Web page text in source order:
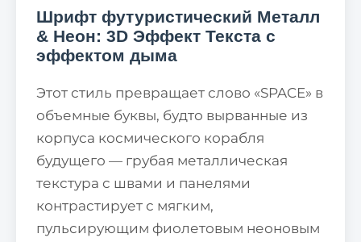
Шрифт футуристический Металл
& Неон: 3D Эффект Текста с
эффектом дыма
Этот стиль превращает слово «SPACE» в
объемные буквы, будто вырванные из
корпуса космического корабля
будущего — грубая металлическая
текстура с швами и панелями
контрастирует с мягким,
пульсирующим фиолетовым неоновым